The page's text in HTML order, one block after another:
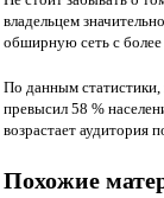
владельцем
обширную сеть с более
По данным статистики,
превысил 58 %
возрастает аудитория
Похожие